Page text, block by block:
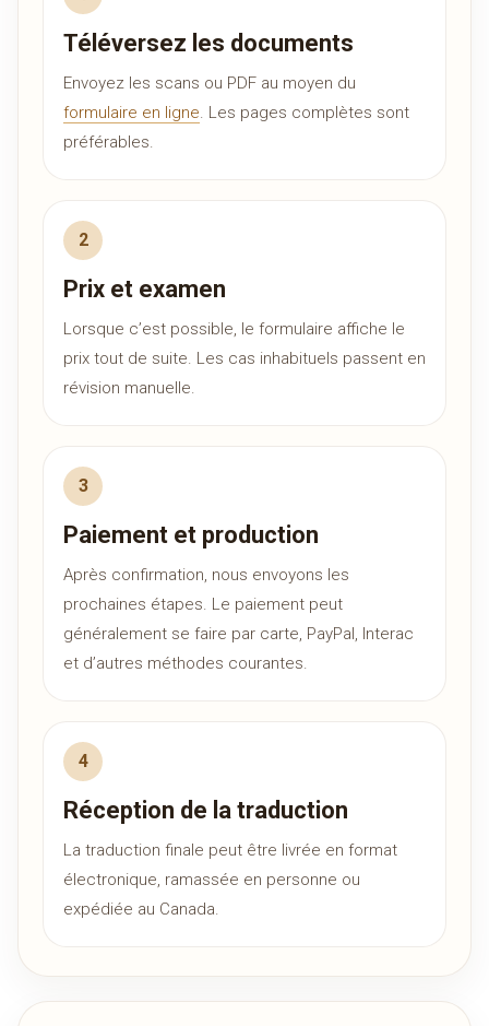
Téléversez les documents
Envoyez les scans ou PDF au moyen du
formulaire en ligne. Les pages complètes sont
préférables.
Prix et examen
Lorsque c’est possible, le formulaire affiche le
prix tout de suite. Les cas inhabituels passent en
révision manuelle.
Paiement et production
Après confirmation, nous envoyons les
prochaines étapes. Le paiement peut
généralement se faire par carte, PayPal, Interac
et d’autres méthodes courantes.
Réception de la traduction
La traduction finale peut être livrée en format
électronique, ramassée en personne ou
expédiée au Canada.